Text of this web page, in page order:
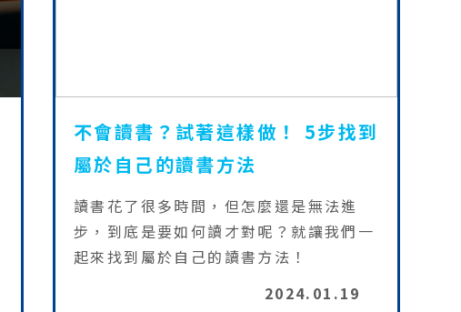
不會讀書？試著這樣做！ 5步找到
屬於自己的讀書方法
讀書花了很多時間，但怎麼還是無法進
步，到底是要如何讀才對呢？就讓我們一
起來找到屬於自己的讀書方法！
2024.01.19